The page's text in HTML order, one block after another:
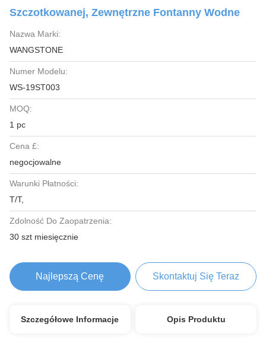
Szczotkowanej, Zewnętrzne Fontanny Wodne
Nazwa Marki:
WANGSTONE
Numer Modelu:
WS-19ST003
MOQ:
1 pc
Cena £:
negocjowalne
Warunki Płatności:
T/T,
Zdolność Do Zaopatrzenia:
30 szt miesięcznie
Najlepszą Cenę Skontaktuj Się Teraz
Szczegółowe Informacje Opis Produktu